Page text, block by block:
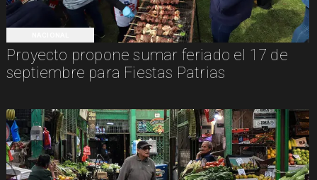
Proyecto propone sumar feriado el 17 de
septiembre para Fiestas Patrias